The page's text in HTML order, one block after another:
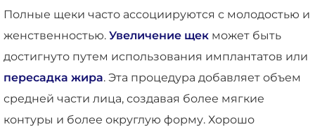
Полные щеки часто ассоциируются с молодостью и
женственностью. Увеличение щек может быть
достигнуто путем использования имплантатов или
пересадка жира. Эта процедура добавляет объем
средней части лица, создавая более мягкие
контуры и более округлую форму. Хорошо